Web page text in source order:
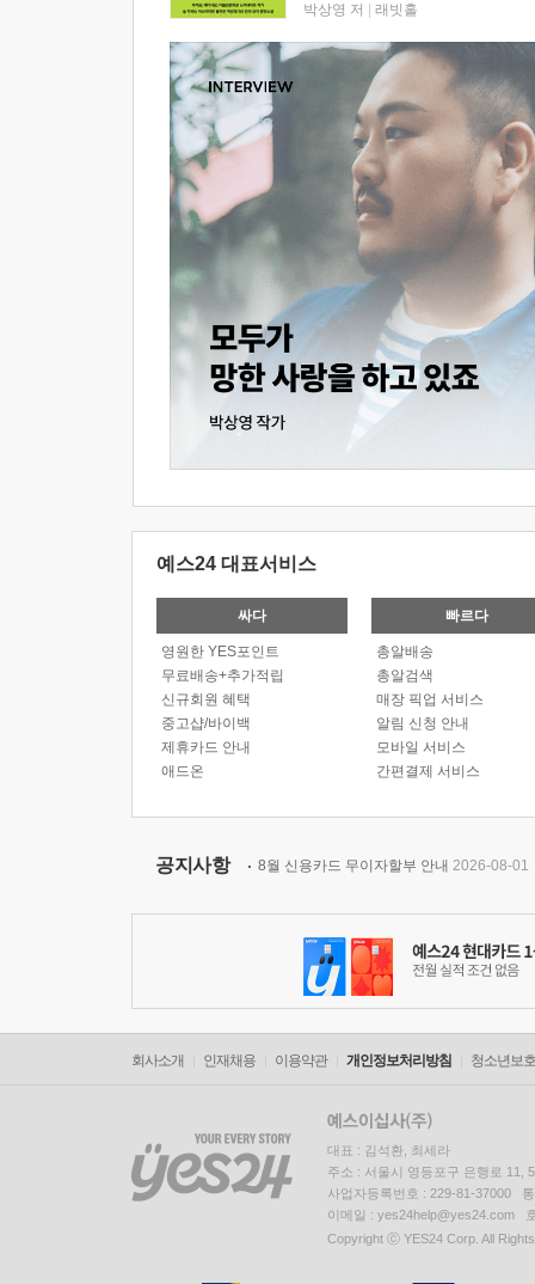
박상영 저 래빗홀
예스24 대표서비스
싸다
영원한 YES포인트
무료배송+추가적립
신규회원 혜택
중고샵/바이백
제휴카드 안내
애드온
빠르다
총알배송
총알검색
매장 픽업 서비스
알림 신청 안내
모바일 서비스
간편결제 서비스
공지사항 8월 신용카드 무이자할부 안내 2026-08-01
회사소개 인재채용 이용약관 개인정보처리방침 청소년보
대표 : 김석환, 최세라
주소 : 서울시 영등포구 은행로 11,
사업자등록번호 : 229-81-37000
이메일 : yes24help@yes24.com
Copyright ⓒ YES24 Corp. All